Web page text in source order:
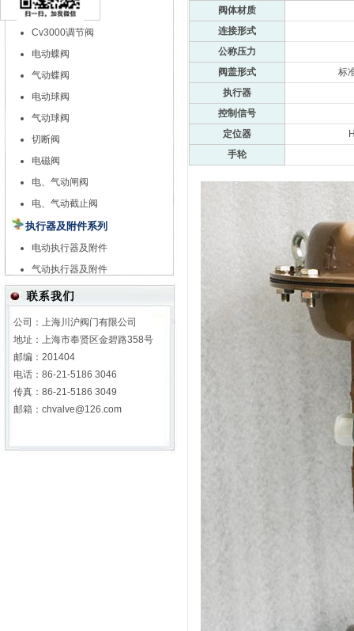
自力式调节阀
Cv3000调节阀
电动蝶阀
气动蝶阀
电动球阀
气动球阀
切断阀
电磁阀
电、气动闸阀
电、气动截止阀
执行器及附件系列
电动执行器及附件
气动执行器及附件
公司：上海川沪阀门有限公司
地址：上海市奉贤区金碧路358号
邮编：201404
电话：86-21-5186 3046
传真：86-21-5186 3049
邮箱：chvalve@126.com
阀体材质
连接形式
公称压力
阀盖形式
标
执行器
控制信号
定位器
手轮